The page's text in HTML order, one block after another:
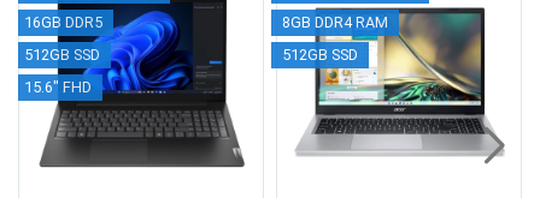
16GB DDR5
512GB SSD
15.6" FHD
8GB DDR4 RAM
512GB SSD